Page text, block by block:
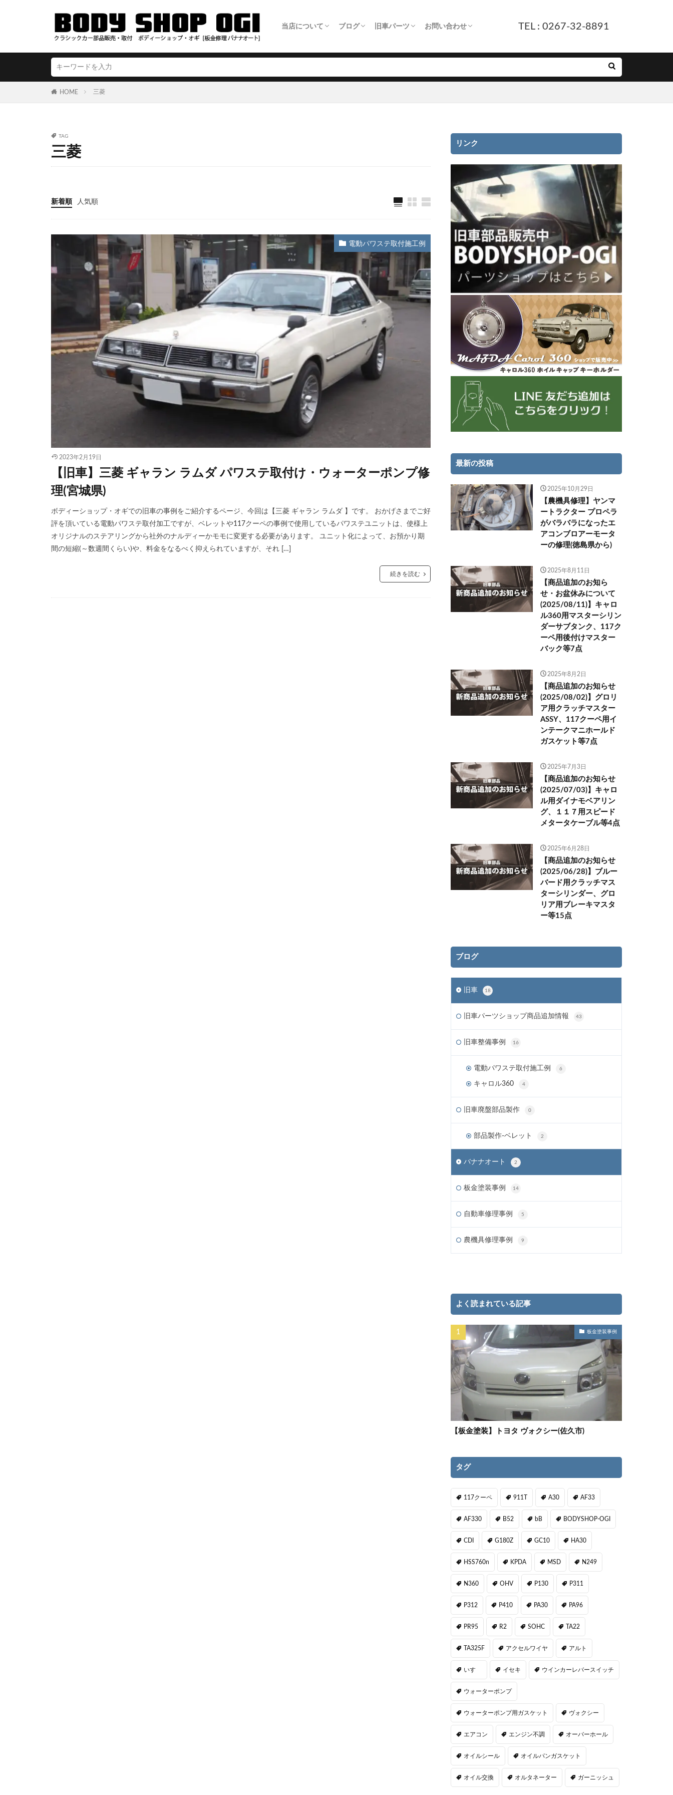
当店について ブログ 旧車パーツ お問い合わせ TEL : 0267-32-8891
HOME 三菱
TAG
三菱
新着順 人気順
電動パワステ取付施工例
2023年2月19日
【旧車】三菱 ギャラン ラムダ パワステ取付け・ウォーターポンプ修
理(宮城県)
ボディーショップ・オギでの旧車の事例をご紹介するページ、今回は【三菱 ギャラン ラムダ 】です。 おかげさまでご好
評を頂いている電動パワステ取付加工ですが、ベレットや117クーペの事例で使用しているパワステユニットは、使様上
オリジナルのステアリングから社外のナルディーかモモに変更する必要があります。 ユニット化によって、お預かり期
間の短縮(～数週間くらい)や、料金をなるべく抑えられていますが、それ […]
続きを読む
リンク
最新の投稿
2025年10月29日
【農機具修理】ヤンマ
ートラクター プロペラ
がバラバラになったエ
アコンブロアーモータ
ーの修理(徳島県から)
2025年8月11日
【商品追加のお知ら
せ・お盆休みについて
(2025/08/11)】キャロ
ル360用マスターシリン
ダーサブタンク、117ク
ーペ用後付けマスター
バック等7点
2025年8月2日
【商品追加のお知らせ
(2025/08/02)】グロリ
ア用クラッチマスター
ASSY、117クーペ用イ
ンテークマニホールド
ガスケット等7点
2025年7月3日
【商品追加のお知らせ
(2025/07/03)】キャロ
ル用ダイナモベアリン
グ、１１７用スピード
メタータケーブル等4点
2025年6月28日
【商品追加のお知らせ
(2025/06/28)】ブルー
バード用クラッチマス
ターシリンダー、グロ
リア用ブレーキマスタ
ー等15点
ブログ
旧車 18
旧車パーツショップ商品追加情報 43
旧車整備事例 16
電動パワステ取付施工例 6
キャロル360 4
旧車廃盤部品製作 0
部品製作-ベレット 2
バナナオート 2
板金塗装事例 14
自動車修理事例 5
農機具修理事例 9
よく読まれている記事
板金塗装事例
【板金塗装】トヨタ ヴォクシー(佐久市)
タグ
117クーペ 911T A30 AF33
AF330 B52 bB BODYSHOP-OGI
CDI G180Z GC10 HA30
HSS760n KPDA MSD N249
N360 OHV P130 P311
P312 P410 PA30 PA96
PR95 R2 SOHC TA22
TA325F アクセルワイヤ アルト
いすゞ イセキ ウインカーレバースイッチ
ウォーターポンプ
ウォーターポンプ用ガスケット ヴォクシー
エアコン エンジン不調 オーバーホール
オイルシール オイルパンガスケット
オイル交換 オルタネーター ガーニッシュ